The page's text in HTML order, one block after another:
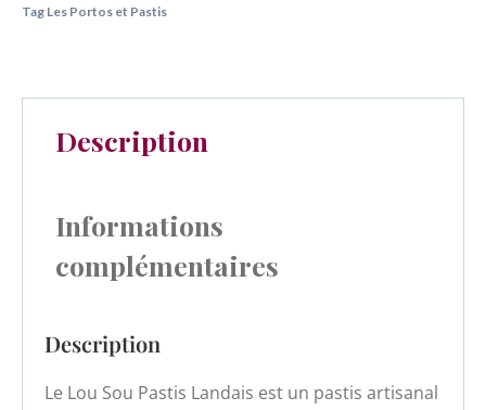
Tag Les Portos et Pastis
Description
Informations
complémentaires
Description
Le Lou Sou Pastis Landais est un pastis artisanal